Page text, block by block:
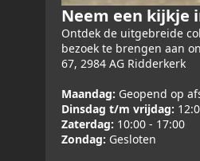
Neem een kijkje
Ontdek de uitgebreide
bezoek te brengen aan
67, 2984 AG Ridderkerk
Maandag: Geopend op
Dinsdag t/m vrijdag:
Zaterdag: 10:00 - 17:00
Zondag: Gesloten